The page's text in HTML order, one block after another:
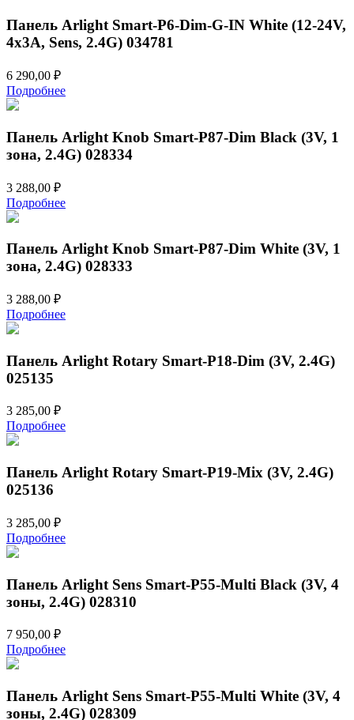
Панель Arlight Smart-P6-Dim-G-IN White (12-24V,
4x3A, Sens, 2.4G) 034781
6 290,00 ₽
Подробнее
Панель Arlight Knob Smart-P87-Dim Black (3V, 1
зона, 2.4G) 028334
3 288,00 ₽
Подробнее
Панель Arlight Knob Smart-P87-Dim White (3V, 1
зона, 2.4G) 028333
3 288,00 ₽
Подробнее
Панель Arlight Rotary Smart-P18-Dim (3V, 2.4G)
025135
3 285,00 ₽
Подробнее
Панель Arlight Rotary Smart-P19-Mix (3V, 2.4G)
025136
3 285,00 ₽
Подробнее
Панель Arlight Sens Smart-P55-Multi Black (3V, 4
зоны, 2.4G) 028310
7 950,00 ₽
Подробнее
Панель Arlight Sens Smart-P55-Multi White (3V, 4
зоны, 2.4G) 028309